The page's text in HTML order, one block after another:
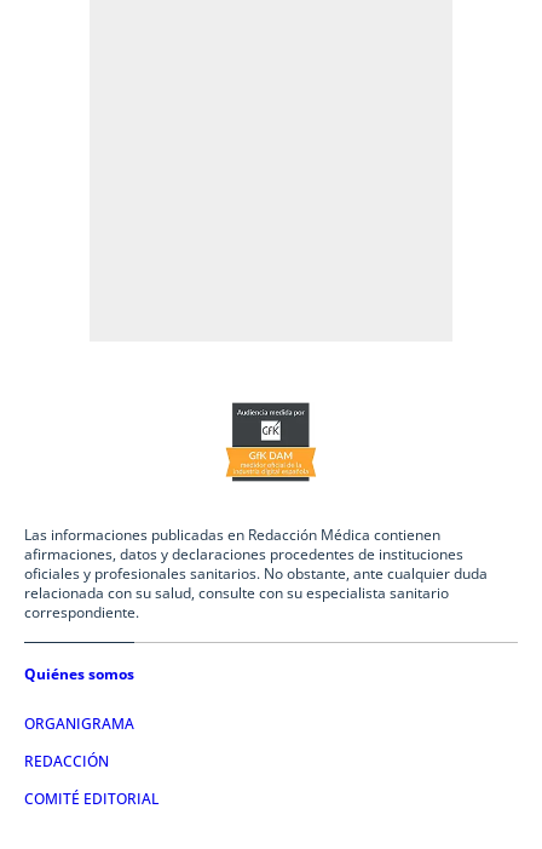
Las informaciones publicadas en Redacción Médica contienen
afirmaciones, datos y declaraciones procedentes de instituciones
oficiales y profesionales sanitarios. No obstante, ante cualquier duda
relacionada con su salud, consulte con su especialista sanitario
correspondiente.
Quiénes somos
ORGANIGRAMA
REDACCIÓN
COMITÉ EDITORIAL